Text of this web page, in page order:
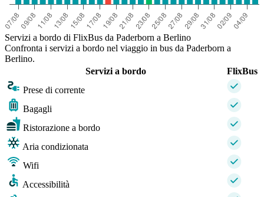
Servizi a bordo di FlixBus da Paderborn a Berlino
Confronta i servizi a bordo nel viaggio in bus da Paderborn a
Berlino.
Servizi a bordo
FlixBus
Prese di corrente
Bagagli
Ristorazione a bordo
Aria condizionata
Wifi
Accessibilità